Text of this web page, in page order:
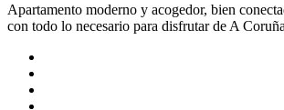
Apartamento moderno y acogedor, bien
con todo lo necesario para disfrutar de A